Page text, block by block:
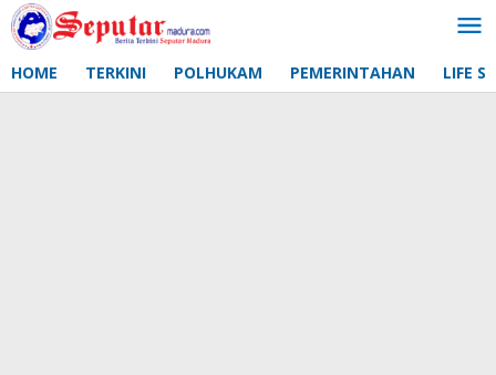
Lewati
ke
HOME TERKINI POLHUKAM PEMERINTAHAN LIFE